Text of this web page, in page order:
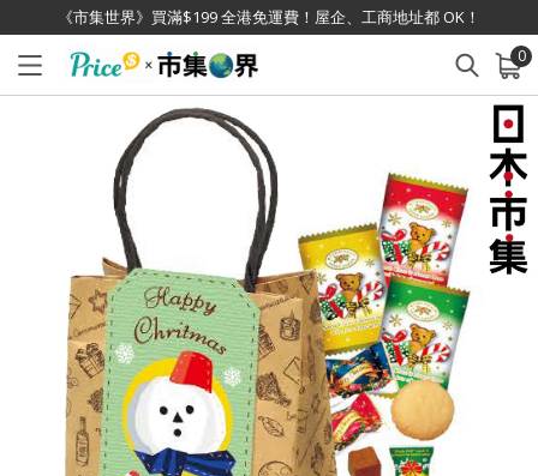
《市集世界》買滿$199 全港免運費！屋企、工商地址都 OK！
0
已加入購物車 查看